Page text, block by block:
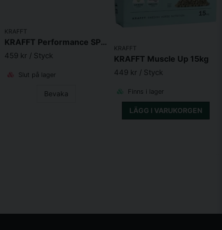
KRAFFT
KRAFFT Performance SPC MaxBalance 15kg
459 kr / Styck
Slut på lager
Bevaka
KRAFFT
KRAFFT Muscle Up 15kg
449 kr / Styck
Finns i lager
LÄGG I VARUKORGEN